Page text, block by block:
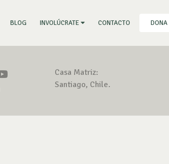
BLOG INVOLÚCRATE CONTACTO DONA
Casa Matriz:
Santiago, Chile.